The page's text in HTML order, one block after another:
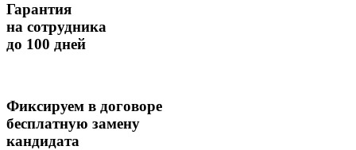
Гарантия
на сотрудника
до 100 дней
Фиксируем в договоре
бесплатную замену
кандидата